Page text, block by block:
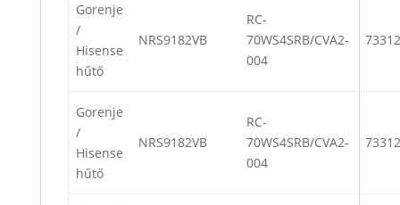
Gorenje
/
Hisense
hűtő
NRS9182VB
RC-
70WS4SRB/CVA2-
004
Gorenje
/
Hisense
hűtő
NRS9182VB
RC-
70WS4SRB/CVA2-
004